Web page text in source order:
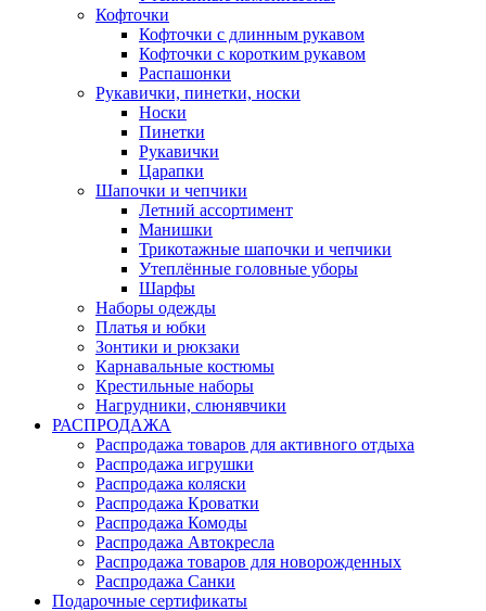
Кофточки
Кофточки с длинным рукавом
Кофточки с коротким рукавом
Распашонки
Рукавички, пинетки, носки
Носки
Пинетки
Рукавички
Царапки
Шапочки и чепчики
Летний ассортимент
Манишки
Трикотажные шапочки и чепчики
Утеплённые головные уборы
Шарфы
Наборы одежды
Платья и юбки
Зонтики и рюкзаки
Карнавальные костюмы
Крестильные наборы
Нагрудники, слюнявчики
РАСПРОДАЖА
Распродажа товаров для активного отдыха
Распродажа игрушки
Распродажа коляски
Распродажа Кроватки
Распродажа Комоды
Распродажа Автокресла
Распродажа товаров для новорожденных
Распродажа Санки
Подарочные сертификаты